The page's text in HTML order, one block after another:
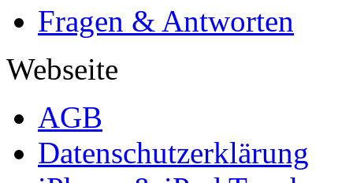
Fragen & Antworten
Webseite
AGB
Datenschutzerklärung